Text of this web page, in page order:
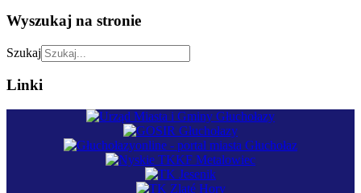
Wyszukaj na stronie
Szukaj
Linki